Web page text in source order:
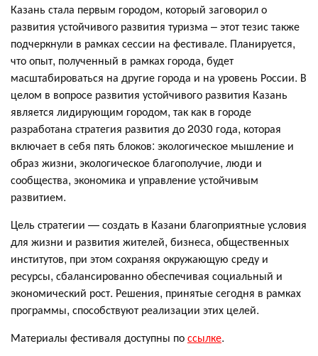
Казань стала первым городом, который заговорил о
развития устойчивого развития туризма – этот тезис также
подчеркнули в рамках сессии на фестивале. Планируется,
что опыт, полученный в рамках города, будет
масштабироваться на другие города и на уровень России. В
целом в вопросе развития устойчивого развития Казань
является лидирующим городом, так как в городе
разработана стратегия развития до 2030 года, которая
включает в себя пять блоков: экологическое мышление и
образ жизни, экологическое благополучие, люди и
сообщества, экономика и управление устойчивым
развитием.
Цель стратегии — создать в Казани благоприятные условия
для жизни и развития жителей, бизнеса, общественных
институтов, при этом сохраняя окружающую среду и
ресурсы, сбалансированно обеспечивая социальный и
экономический рост. Решения, принятые сегодня в рамках
программы, способствуют реализации этих целей.
Материалы фестиваля доступны поссылке.